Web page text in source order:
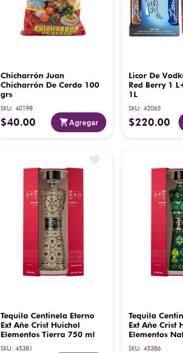
Chicharrón Juan
Chicharrón De Cerdo 100
grs
SKU:40198
$40.00 Agregar
Licor De
Red Berry 1
1L
SKU: 42065
$220.00
Tequila Centinela Eterno
Ext Añe Crist Huichol
Elementos Tierra 750 ml
SKU:45381
Tequila
Ext Añe Crist
Elementos
ml
SKU: 45386